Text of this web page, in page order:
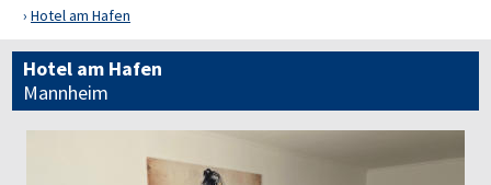
Hotel am Hafen
Hotel am Hafen
Mannheim